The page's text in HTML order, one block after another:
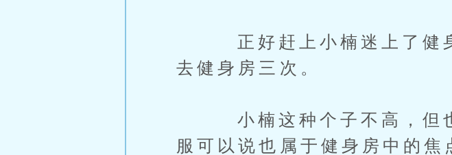
正好赶上小楠迷上了健身
去健身房三次。
小楠这种个子不高，但也
服可以说也属于健身房中的焦